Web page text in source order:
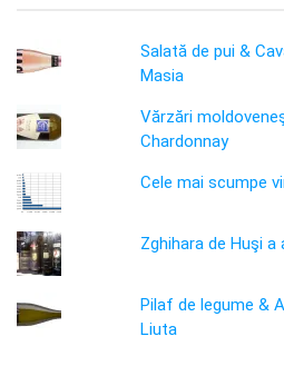
Salată de pui &
Masia
Vărzări
Chardonnay
Cele mai scumpe
Zghihara de Huşi
Pilaf de legume &
Liuta